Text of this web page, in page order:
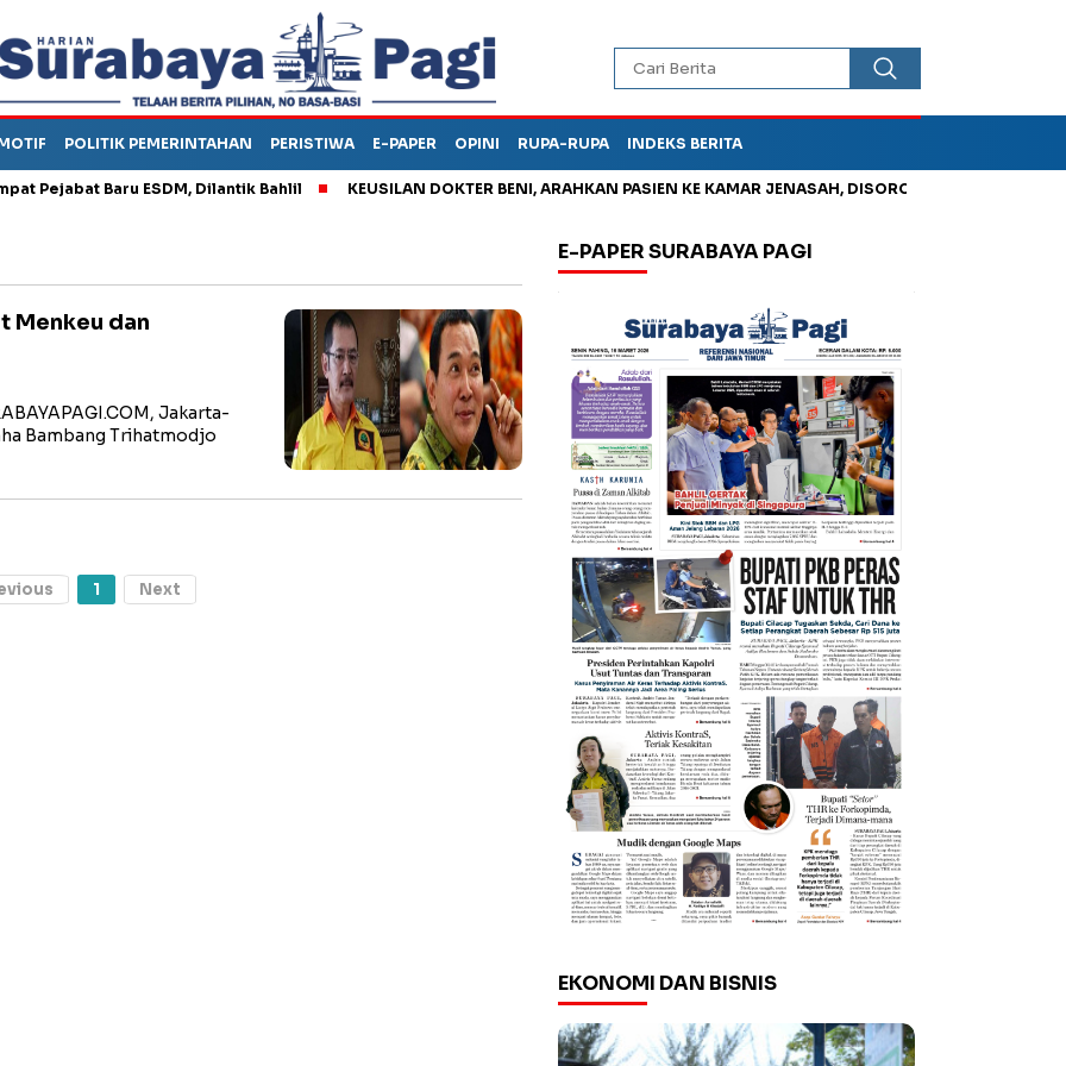
POLITIK PEMERINTAHAN PERISTIWA E-PAPER OPINI RUPA-RUPA INDEKS BERITA
Baru ESDM, Dilantik Bahlil KEUSILAN DOKTER BENI, ARAHKAN PASIEN KE KAMAR JENASAH, DISOROT
Menkeu dan
Jakarta-
Bambang Trihatmodjo
1 Next
E-PAPER SURABAYA PAGI
EKONOMI DAN BISNIS